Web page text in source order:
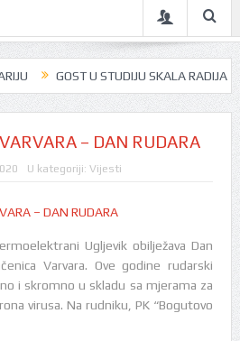
GOST U STUDIJU SKALA RADIJA BILA JE
– DAN RUDARA
U kategoriji: Vijesti
Ugljevik obilježava Dan
Varvara. Ove godine rudarski
i skromno u skladu sa mjerama za
virusa. Na rudniku, PK “Bogutovo